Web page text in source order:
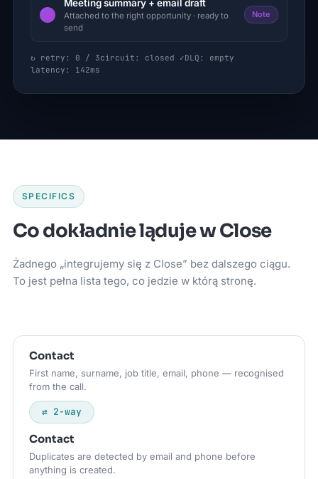
Meeting summary + email draft
Attached to the right opportunity · ready to
send
Note
↻ retry: 0 / 3circuit: closed ✓DLQ: empty
latency: 142ms
SPECIFICS
Co dokładnie ląduje w Close
Żadnego „integrujemy się z Close” bez dalszego ciągu.
To jest pełna lista tego, co jedzie w którą stronę.
Contact
First name, surname, job title, email, phone — recognised
from the call.
⇄ 2-way
Contact
Duplicates are detected by email and phone before
anything is created.